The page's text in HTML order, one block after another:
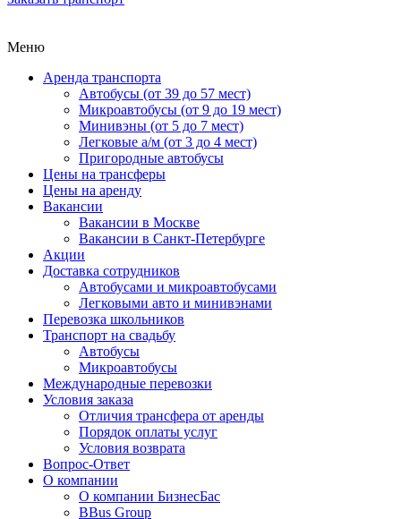
Меню
Аренда транспорта
Автобусы (от 39 до 57 мест)
Микроавтобусы (от 9 до 19 мест)
Минивэны (от 5 до 7 мест)
Легковые а/м (от 3 до 4 мест)
Пригородные автобусы
Цены на трансферы
Цены на аренду
Вакансии
Вакансии в Москве
Вакансии в Санкт-Петербурге
Акции
Доставка сотрудников
Автобусами и микроавтобусами
Легковыми авто и минивэнами
Перевозка школьников
Транспорт на свадьбу
Автобусы
Микроавтобусы
Международные перевозки
Условия заказа
Отличия трансфера от аренды
Порядок оплаты услуг
Условия возврата
Вопрос-Ответ
О компании
О компании БизнесБас
BBus Group